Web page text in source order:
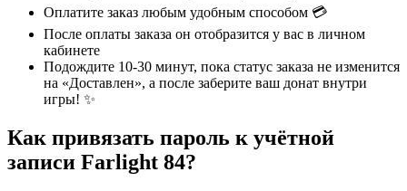
Оплатите заказ любым удобным способом 💳
После оплаты заказа он отобразится у вас в личном
кабинете
Подождите 10-30 минут, пока статус заказа не изменится
на «Доставлен», а после заберите ваш донат внутри
игры! ✨
Как привязать пароль к учётной
записи Farlight 84?